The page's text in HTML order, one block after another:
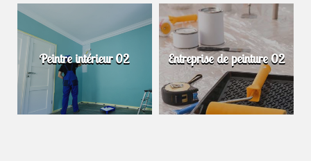
Peintre intérieur 02 Entreprise de peinture 02